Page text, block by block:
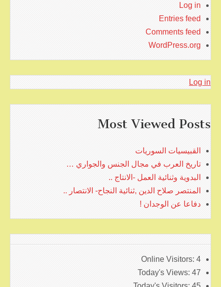
Log in
Entries feed
Comments feed
WordPress.org
Log in
Most Viewed Posts
القبيسيات السوريات
تاريخ العرب في مجال الجنس والجواري …
البدوية وثنائية العمل -الانتاج ..
المنتصر صلاح الدين ,ثنائية النجاح- الانتصار ..
دفاعا عن الوجدان !
Online Visitors: 4
Today's Views: 47